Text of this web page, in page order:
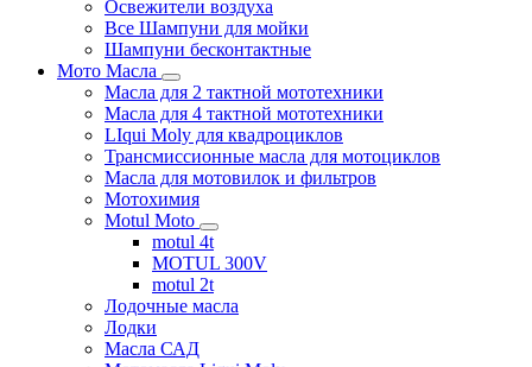
Освежители воздуха
Все Шампуни для мойки
Шампуни бесконтактные
Мото Масла
Масла для 2 тактной мототехники
Масла для 4 тактной мототехники
LIqui Moly для квадроциклов
Трансмиссионные масла для мотоциклов
Масла для мотовилок и фильтров
Мотохимия
Motul Moto
motul 4t
MOTUL 300V
motul 2t
Лодочные масла
Лодки
Масла САД